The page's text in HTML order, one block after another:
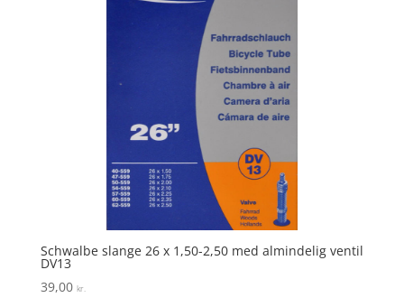
Schwalbe slange 26 x 1,50-2,50 med almindelig ventil
DV13
39,00 kr.